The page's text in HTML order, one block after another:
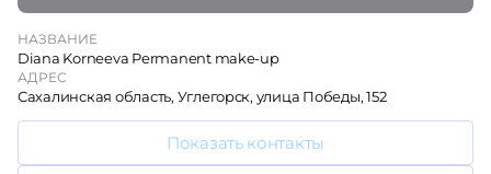
НАЗВАНИЕ
Diana Korneeva Permanent make-up
АДРЕС
Сахалинская область, Углегорск, улица Победы, 152
Показать контакты